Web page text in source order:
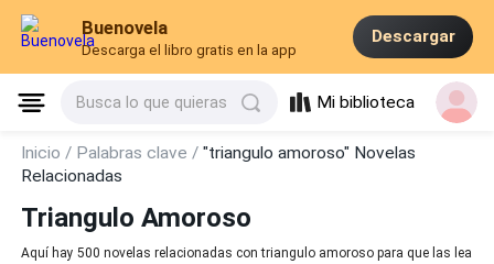
Buenovela
Descarga el libro gratis en la app
Descargar
Busca lo que quieras Mi biblioteca
Inicio / Palabras clave /"triangulo amoroso" Novelas
Relacionadas
Triangulo Amoroso
Aquí hay 500 novelas relacionadas con triangulo amoroso para que las lea